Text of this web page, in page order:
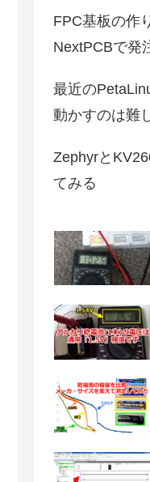
FPC基板の作
NextPCBで発
最近の
動かすのは難
Zephyrと
てみる